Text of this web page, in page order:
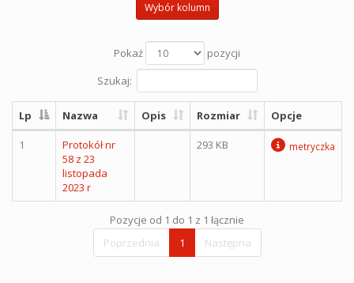
Wybór kolumn
Pokaż
pozycji
Szukaj:
Lp Nazwa Opis Rozmiar Opcje
1
Protokół nr
58 z 23
listopada
2023 r
293 KB metryczka
Pozycje od 1 do 1 z 1 łącznie
Poprzednia
1 Następna